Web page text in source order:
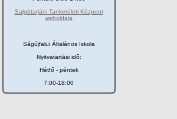
Salgótarjáni Tankerületi Központ
weboldala
Ságújfalui Általános Iskola
Nyitvatartási idő:
Hétfő - péntek
7:00-18:00